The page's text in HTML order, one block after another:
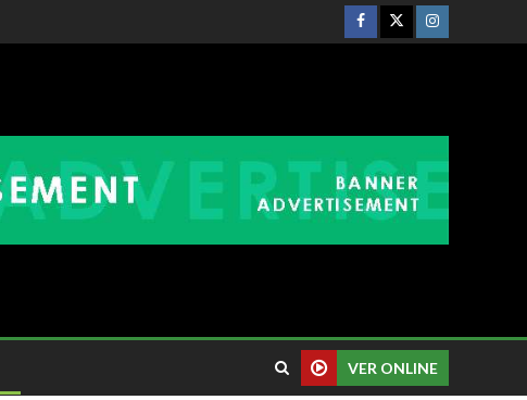
VER ONLINE